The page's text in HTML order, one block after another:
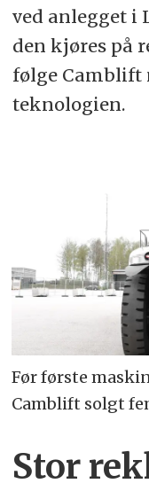
ved anlegget i
den kjøres på
følge Camblift
teknologien.
Før første
Camblift solgt
Stor